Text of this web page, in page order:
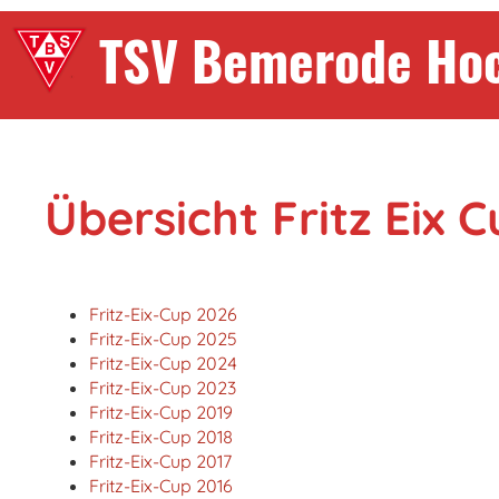
TSV Bemerode
Übersicht Fritz Eix
Fritz-Eix-Cup 2026
Fritz-Eix-Cup 2025
Fritz-Eix-Cup 2024
Fritz-Eix-Cup 2023
Fritz-Eix-Cup 2019
Fritz-Eix-Cup 2018
Fritz-Eix-Cup 2017
Fritz-Eix-Cup 2016